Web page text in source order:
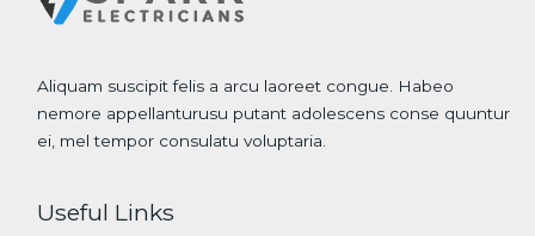
Aliquam suscipit felis a arcu laoreet congue. Habeo
nemore appellanturusu putant adolescens conse quuntur
ei, mel tempor consulatu voluptaria.
Useful Links